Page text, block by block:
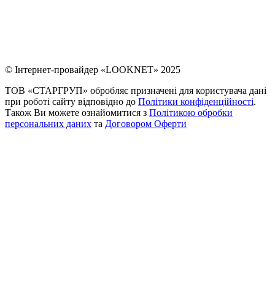
© Інтернет-провайдер «LOOKNET» 2025
ТОВ «СТАРГРУП» обробляє призначені для користувача дані
при роботі сайту відповідно до Політики конфіденційності.
Також Ви можете ознайомитися з Політикою обробки
персональних даних та Договором Оферти